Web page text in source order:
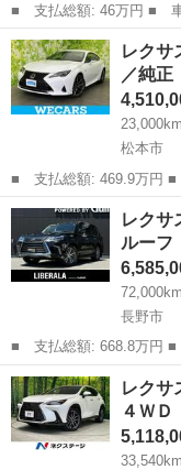
■ 支払総額: 46万円 ■ 車両本体価格： 430,000 円 ■ メーカー
名： レクサス ■ 車種
４ＷＤ 黒革 ■ 排気量
ン...
富山 高岡市 GS
レクサ
／純
23,000km
松本市
■ 支払総額: 469.9万円 ■ 車両本体価格： 4,510,000 円 ■ メーカ
ー名： レクサス ■ 車
Ｆスポーツ 保証書／純
シートヒ...
長野 松本市 レク
レク
ルー
72,000km
長野市
■ 支払総額: 668.8万円 ■ 車両本体価格： 6,585,000 円 ■ メーカ
ー名： レクサス ■ 車
０ 当店買取車 サンル
ラミックビ...
長野 長野市 レク
レク
４Ｗ
33,540km